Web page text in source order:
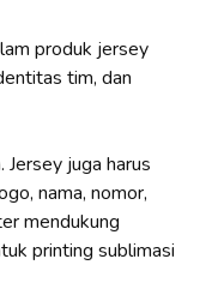
produk jersey
tim, dan
Jersey juga harus
nama, nomor,
mendukung
printing sublimasi